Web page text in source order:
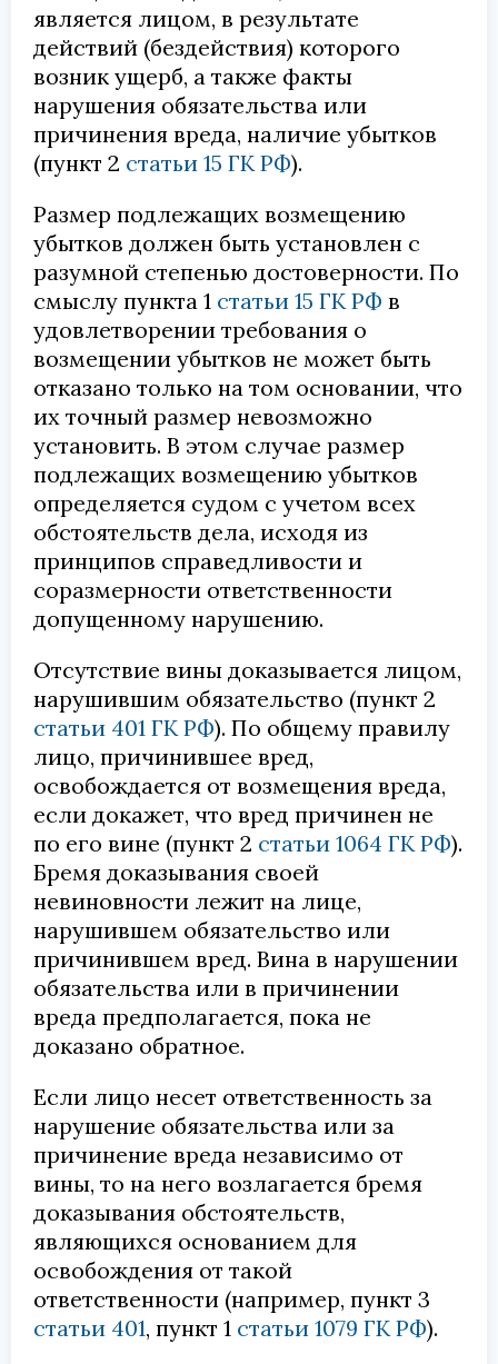
является лицом, в результате
действий (бездействия) которого
возник ущерб, а также факты
нарушения обязательства или
причинения вреда, наличие убытков
(пункт 2 статьи 15 ГК РФ).
Размер подлежащих возмещению
убытков должен быть установлен с
разумной степенью достоверности. По
смыслу пункта 1 статьи 15 ГК РФ в
удовлетворении требования о
возмещении убытков не может быть
отказано только на том основании, что
их точный размер невозможно
установить. В этом случае размер
подлежащих возмещению убытков
определяется судом с учетом всех
обстоятельств дела, исходя из
принципов справедливости и
соразмерности ответственности
допущенному нарушению.
Отсутствие вины доказывается лицом,
нарушившим обязательство (пункт 2
статьи 401 ГК РФ). По общему правилу
лицо, причинившее вред,
освобождается от возмещения вреда,
если докажет, что вред причинен не
по его вине (пункт 2 статьи 1064 ГК РФ).
Бремя доказывания своей
невиновности лежит на лице,
нарушившем обязательство или
причинившем вред. Вина в нарушении
обязательства или в причинении
вреда предполагается, пока не
доказано обратное.
Если лицо несет ответственность за
нарушение обязательства или за
причинение вреда независимо от
вины, то на него возлагается бремя
доказывания обстоятельств,
являющихся основанием для
освобождения от такой
ответственности (например, пункт 3
статьи 401, пункт 1 статьи 1079 ГК РФ).